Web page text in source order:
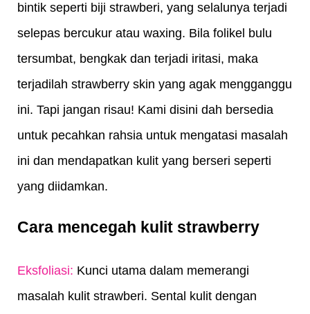
bintik seperti biji strawberi, yang selalunya terjadi
selepas bercukur atau waxing. Bila folikel bulu
tersumbat, bengkak dan terjadi iritasi, maka
terjadilah strawberry skin yang agak mengganggu
ini. Tapi jangan risau! Kami disini dah bersedia
untuk pecahkan rahsia untuk mengatasi masalah
ini dan mendapatkan kulit yang berseri seperti
yang diidamkan.
Cara mencegah kulit strawberry
Eksfoliasi: Kunci utama dalam memerangi
masalah kulit strawberi. Sental kulit dengan